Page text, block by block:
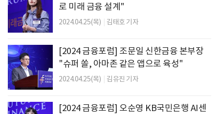
로 미래 금융 설계"
2024.04.25(목) 김태호 기자
[2024 금융포럼] 조문일 신한금융 본부장
"슈퍼 쏠, 아마존 같은 앱으로 육성"
2024.04.25(목) 김유진 기자
[2024 금융포럼] 오순영 KB국민은행 AI센